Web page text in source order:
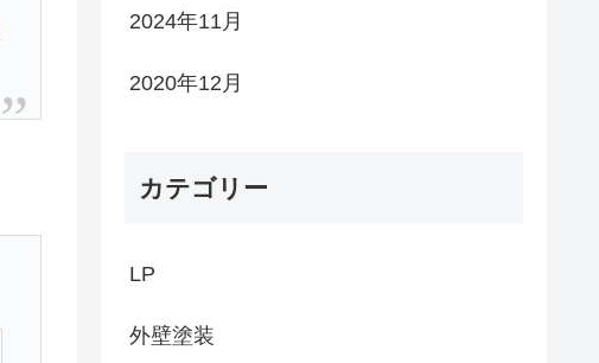
2024年11月
2020年12月
カテゴリー
LP
外壁塗装